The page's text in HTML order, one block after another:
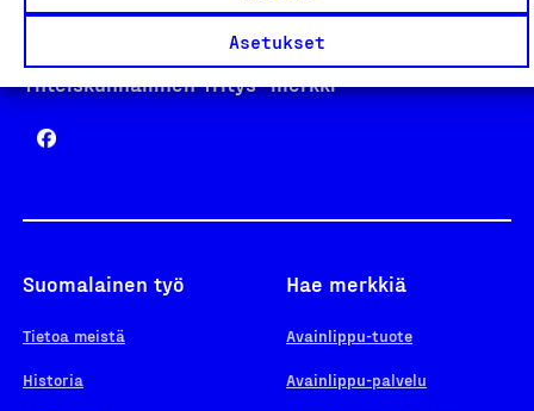
Asetukset
Yhteiskunnallinen Yritys -merkki
Suomalainen työ
Tietoa meistä
Historia
Hae merkkiä
Avainlippu-tuote
Avainlippu-palvelu